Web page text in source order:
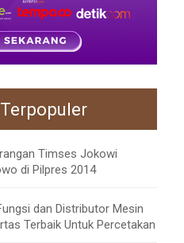
Timses Jokowi
di Pilpres 2014
dan Distributor Mesin
Terbaik Untuk Percetakan